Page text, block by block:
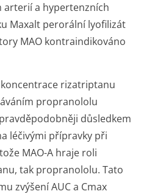
a hypertenzních
Maxalt perorální lyofilizát
MAO kontraindikováno
rizatriptanu
propranololu
důsledkem
léčivými přípravky při
MAO-A hraje roli
tak propranololu. Tato
zvýšení AUC a Cmax